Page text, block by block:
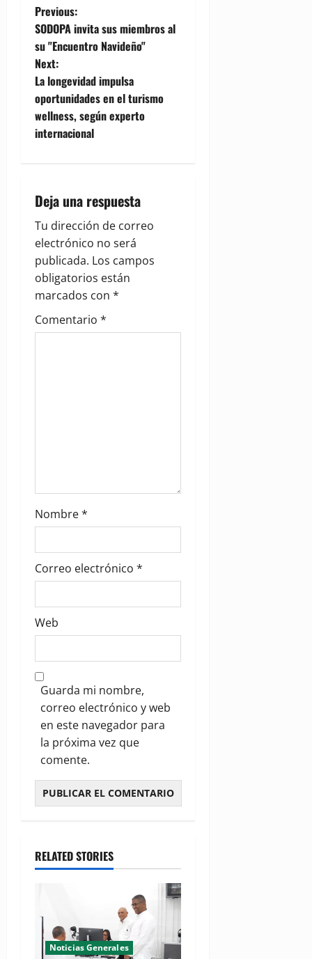
P
o
s
t
n
v
i
g
a
t
i
Previous:
SODOPA invita sus miembros al
su "Encuentro Navideño"
Next:
La longevidad impulsa
oportunidades en el turismo
wellness, según experto
internacional
Deja una respuesta
Tu dirección de correo
electrónico no será
publicada. Los campos
obligatorios están
marcados con *
Comentario *
Nombre*
Correo electrónico *
Web
Guarda mi nombre,
correo electrónico y web
en este navegador para
la próxima vez que
comente.
RELATED STORIES
Noticias Generales